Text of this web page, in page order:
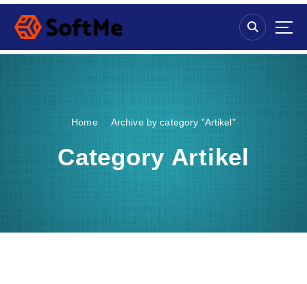
S
p
Home Archive by category "Artikel"
Category Artikel